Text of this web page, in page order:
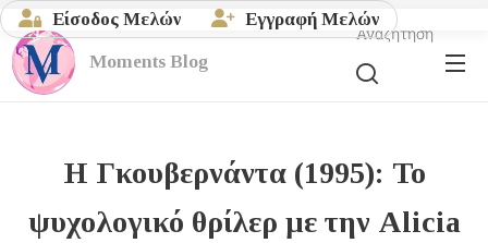
Είσοδος Μελών Εγγραφή Μελών
Moments Blog
Αναζήτηση
Η Γκουβερνάντα (1995): Το
ψυχολογικό θρίλερ με την Alicia